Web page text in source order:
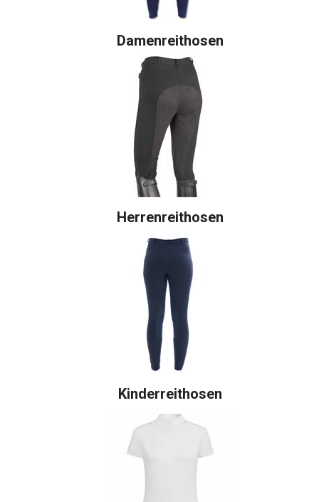
Damenreithosen
Herrenreithosen
Kinderreithosen